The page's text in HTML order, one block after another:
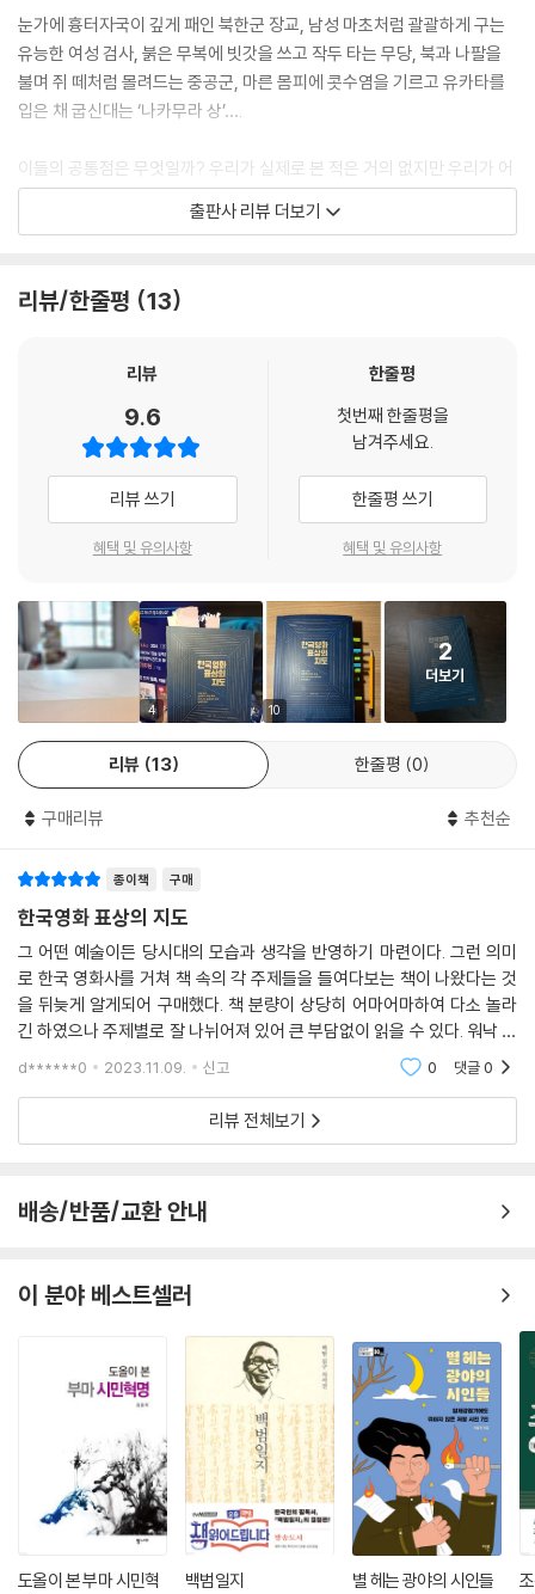
| 약해진 영험과 피억압자로서의 복수 | 공포와 연민의 섹슈얼리티
3장 여간첩 - [운명의 손](1954)에서 [쉬리](1999)까지
간첩과 여간첩 | 여간첩의 원조, ‘마가렛’의 모호성 | 이중간첩, ‘김수임’의
4장 여성 법조인 - [어느 여대생의 고백](1958)에서 [침묵](2017)까
법의 젠더 이분법 | 대한민국 최초 여성 변호사와 여판사 | 숙녀복 입은 신
여성±노동자 | 근대 여성 노동자 영화 약사 | 시민운동과 가족주의 | 여성
중심의 서사와 상업영화로서의 곤경 | 저예산 하이 콘셉트와 딜레마의 수
사학 | 신자유주의 시대의 여성 노동자 재현
5부 예술 : 예술의 표상으로서 예술가 영화
1장 이광수: 반공과 소명 - [춘원 이광수](1969)에서 [마담 뺑덕](201
의 발로 | 반공주의로서의 민족주의 | 문인의 소명
2장 이상: 절망과 기교 - [이상의 날개](1968)에서 [금홍아 금홍아](19
95)까지
오감도(烏瞰圖), 오감도(五感圖) | 순수예술적 천재성의 발로, 절망과
기교 | 예술가의 특권, 편의적 여성 편력 | 순수 예술가의 맥락과 이면
3장 나운규: 민족애와 방탕 - [아리랑](1926)에서 [나운규 일생](196
[아리랑]과 [나운규 일생] | 식민지 예술가의 필수 조건, 사랑과 민족
4장 윤심덕: 자유와 허무 - [윤심덕](1969)에서 [사의 찬미](1991)까
지
현해탄 정사(情死) | 사랑과 죽음의 아이콘, 윤심덕 | 1960년대 ‘윤심
덕’의 자리 | 윤심덕, 자유인으로 호명되다 | 민족보다 자유, 조국 앞의 허무
| 윤심덕과 [겨울여자]
5장 나혜석: 애욕과 동경 - [화조](1979)에서 [성애의 침묵](1992)까
혜석, 민족에 긴박된 자유주의자 | 예술과 파리 그리고 에로티시즘
찾아보기
근대 이후 ‘오빠’라는 말이 가부장제의 총아인 동시에 비극적 청춘의 상징
이자 혈육과 연인 사이를 오가는 의미로 통용된 것은 이러한 맥락에서다.
--- 21쪽, 1부 [가족] 머리말에서
데에는 엘리트 오빠와 그를 동경하고 섬기는 누이 사이에 흐르는, 가족과
연인을 넘나드는 과도기적 감정의 공감대가 존재한다. 근대 교육을 받는
오빠들은 일찍이 도시로 공부하러 떠났고 자연히 누이와는 떨어져 살곤 했
다. 혈육이라 해도 생활을 같이해야 식구가 되고 가족이 된다. 멀리 떨어져
를 책임질 엘리트로서 집안 여자들에게 선망의 대상일 수밖에 없었다. 그
부장의 권한을 가지는 만큼 출가하기 전, 혹은 남편이 없는 누이에게는 그
녀의 운명을 좌우할 수 있는 힘을 가진 남성이기도 했다.
--- 97쪽, 1부 3장 [오빠]에서
영화 [괴물]에서 돌연변이 괴생물체가 한강에서 발생하는 이유는 미군이
독성 화학물질을 한강에 무단 방류했기 때문이다. 게다가 괴물이 사람들을
해치고 납치하자 최첨단 방역과 의료기술을 내세우고 등장한 미군은 사람
다. 여기에서 이 영화의 영어 제목이 ‘괴물(The Monster)’이 아니라 ‘숙
주(The Host)’임에 주목할 필요가 있다. ‘숙주(宿主)’란 ‘생물이 기생하
는 대상으로 삼는 생물’을 말하는데, 이 영화에서는 ‘숙주’의 의미를 다양하
게 해석할 수 있다. 우선 바이러스의 숙주로 오인되는 ‘괴물’일 수도 있고,
그러한 괴물의 숙주로 기능하는 ‘한강’일 수도 있다. 그런데 문제는 괴물과
접촉한 사람들에게서 바이러스가 검출되지 않기 때문에 괴물에게는 바이
러스가 없는 것으로 판명된다는 점이다. 다시 말해 괴물은 숙주가 아닌 셈
이다. 한편 한강을 괴물의 숙주로 만든 것은 주한미군이었다는 인과관계를
국’이라는 해석이 가능하다. 바이러스를 조사하고 방역한다는 명분으로 점
령군처럼 행동하며, 정작 괴물은 방치한 채 애먼 사람들만 괴롭히는 미국
의 행태는 이러한 해석을 뒷받침한다. 또한 괴물을 잡겠다면서 식수원인
한강에 정체불명의 생화학 무기를 살포하는 것도, 그들이 있다고 주장하는
바이러스의 숙주는 괴물이 아니라 그들 자신, 즉 ‘미국’이라는 해석에 힘을
싣는다. 이렇게 볼 때 영어 제목에서부터 이 영화는 신랄한 미국 비판을 수
행한다고 할 수 있다.
--- 188~189쪽, 2부 2장 [미국]에서
21세기 한국전쟁 영화에 나오는 ‘인민군’은 공포와 연민을 동시에 유발하
그들의 흉터는 장르영화 속에 편입된 악당의 낙인인 동시에 여전히 분명하
악당의 상징인 흉터가 21세기 한국전쟁 영화에서는 ‘인민군’이라는 ‘적’의
마지막 표식이 된 듯하다. 그 흉터 때문에 그들은 위험해 보이고, 그런 그들
은 응징당할 수밖에 없다. 하지만 위험한 만큼, 그래서 비극적인 만큼, 그들
은 눈길을 끄는 매혹적인 악당으로서 관객과의 심리적 거리 면에서 아(我)
와 비아(非我)의 경계를 넘나든다. 이제 일종의 클리셰가 되어가는 흉터
는 북에 대한 심리적 거리를 반영하는 동시에 여전히 존재하는 어쩔 수 없
는 경계를 드러낸다고 할 수 있다. 그러나 한편으로는 장르영화의 매혹적
인 안타고니스트로 가벼워진 공산주의자의 무게를 반영하기도 한다. 이것
이 21세기 장르영화가 분명히 대상화할 수 없는 트라우마를 다루는 방식이
눈가에 흉터자국이 깊게 패인 북한군 장교, 남성 마초처럼 괄괄하게 구는
유능한 여성 검사, 붉은 무복에 빗갓을 쓰고 작두 타는 무당, 북과 나팔을
불며 쥐 떼처럼 몰려드는 중공군, 마른 몸피에 콧수염을 기르고 유카타를
입은 채 굽신대는 ‘나카무라 상’….
이들의 공통점은 무엇일까? 우리가 실제로 본 적은 거의 없지만 우리가 어
떤 사회적 대상을 떠올릴 때 머릿속에서 자연스럽게 그려지는 이미지라는
것이다. ‘표상(表象)’은 ‘대표로 삼을 만큼 상징적인 것’으로, ‘감각으로 획
재현된 이미지에서 크게 영향을 받는다. 대중의 머릿속에 자리 잡은 표상
아가 대중문화에서 재현되는 표상이 변천하면서 대중의 머릿속에 자리 잡
았으며, 식민지시기 일본인이나 한국전쟁 당시의 중공군을 본 적이 있는
지, 혹은 여성 검사를 만나본 일이 있는지. 만일 우리가 실제로 그들을 본다
하더라도 우리의 머릿속에 떠오르는 익숙한 이미지와는 다를 수 있다.
표상이 구성되는 데 핵심적인 작용을 해온 것은 영상 매체다. 그중에서도
성하고 확산하는 데 지대한 영향을 미쳤다. 한국영화 100주년을 맞아 박유
희 고려대 미디어문예창작학과 교수가 펴낸 『한국영화 표상의 지도』는 이
처럼 한국영화가 우리의 삶을 어떻게 재현해왔고, 그 표상이 우리의 기억
과 상상을 어떻게 구성해왔는지를 여러 주요 키워드로 들여다보는 책이다.
크게 가족, 국가, 민주주의, 여성, 예술 등 다섯 가지 표상을 살피며 우리의
기억에 새겨져 있는 이미지들의 연원과 맥락을 짚어본다.
한국사회의 주요 키워드로 돌아보는 한국영화 100년사
이 책에서는 표상들의 종적 흐름을 추적하는 가운데, 그 갈래들이 전방위
적으로 형성하는 관계도 속에서 한국영화 텍스트의 좌표와 한국영화의 역
사를 포착하고자 한다. 각 장에서는 표상의 변곡점을 드러내는 영화들을
연대순으로 분석하여 표상 변화의 종적 흐름을 드러내도록 했다. 영화의
제목으로 이루어진 ‘~에서 ~까지’라는 각 장의 부제는 그것을 한눈에 보
여주기 위한 것이다. 나아가 복합적인 서사 매체이자 예술 형식인 영화의
표상을 시각적으로 독자에게 제시하고자, 400컷에 가까운 영화 포스터와
1부 가족 :빈도나 비중 면에서 한국영화의 중심에 놓인 가족의 표상을, 어
1장 어머니 : 해방 공간의 이상적인 어머니([마음의 고향], 1949)에서 시
작해 ‘엄마’라는 호명을 거부하는 2018년 ‘미쓰백’([미쓰백])에 이르기까
2장 아버지 : 자기 눈 뜨자고 딸을 공양하는 ‘심 봉사’([심청전], 1925)부
과 표상의 변천을 추적한다.
3장 오빠 : 똑똑하고 의로웠으나 미쳐버린 ‘영진’([아리랑], 1926)에서 시
작해 베를린장벽이 무너지자 여동생 곁으로 돌아오지만 곧 영어의 몸이 되
는 사회주의자([베를린 리포트], 1991)에 이르기까지 오빠의 표상을 훑어
4장 누이 : 오빠의 출세를 위해 자신을 희생하는 여동생의 원조 ‘홍도’([사
랑에 속고 돈에 울고], 1939)부터 1980년에 실종된 ‘우리들’의 여동생
([꽃잎], 1996)까지 뼈아픈 누이 재현의 역사를 살펴본다.
출판사 리뷰 더보기
리뷰/한줄평 13
리뷰
9.6
리뷰 쓰기
혜택 및 유의사항
한줄평
첫번째 한줄평을
남겨주세요.
한줄평 쓰기
혜택 및 유의사항
4 10
2
더보기
리뷰 13 한줄평 0
구매리뷰 추천순
종이책 구매
한국영화 표상의 지도
그 어떤 예술이든 당시대의 모습과 생각을 반영하기 마련이다. 그런 의미
로 한국 영화사를 거쳐 책 속의 각 주제들을 들여다보는 책이 나왔다는 것
을 뒤늦게 알게되어 구매했다. 책 분량이 상당히 어마어마하여 다소 놀라
긴 하였으나 주제별로 잘 나뉘어져 있어 큰 부담없이 읽을 수 있다. 워낙 유
명한 영화들이 많이 다루어지기 때문에 책을 읽다 보면 그 영화에 대해 다
d******0 2023.11.09. 신고 0 댓글0
리뷰 전체보기
배송/반품/교환 안내
이 분야 베스트셀러
도올이 본 부마 시민혁
백범일지 별 헤는 광야의 시인들